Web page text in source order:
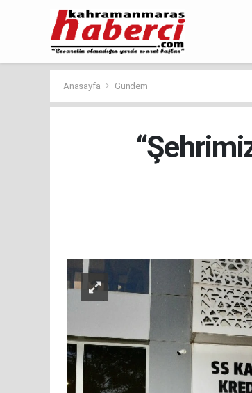
Anasayfa Gündem